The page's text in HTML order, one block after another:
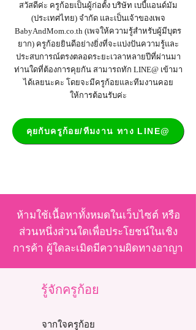
สวัสดีค่ะ ครูก้อยเป็นผู้ก่อตั้ง บริษัท เบบี้แอนด์มัม
(ประเทศไทย) จำกัด และเป็นเจ้าของเพจ
BabyAndMom.co.th (เพจให้ความรู้สำหรับผู้มีบุตร
ยาก) ครูก้อยยินดีอย่างยิ่งที่จะแบ่งปันความรู้และ
ประสบการณ์ตรงตลอดระยะเวลาหลายปีที่ผ่านมา
ท่านใดที่ต้องการคุยกัน สามารถทัก LINE@ เข้ามา
ได้เลยนะคะ โดยจะมีครูก้อยและทีมงานคอย
ให้การต้อนรับค่ะ
คุยกับครูก้อย/ทีมงาน ทาง LINE@
ห้ามใช้เนื้อหาทั้งหมดในเว็บไซต์ หรือ
ส่วนหนึ่งส่วนใดเพื่อประโยชน์ในเชิง
การค้า ผู้ใดละเมิดมีความผิดทางอาญา
รู้จักครูก้อย
จากใจครูก้อย